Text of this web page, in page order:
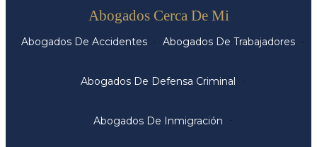
Abogados Cerca De Mi
Abogados De Accidentes Abogados De Trabajadores
Abogados De Defensa Criminal
Abogados De Inmigración